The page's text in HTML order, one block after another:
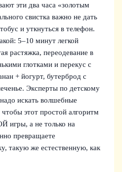
эти два часа «золотым
свистка важно не дать
и уткнуться в телефон.
5–10 минут легкой
растяжка, переодевание в
глотками и перекус с
+ йогурт, бутерброд с
Эксперты по детскому
искать волшебные
чтобы этот простой алгоритм
игры, а не только на
превращаете
такую же естественную, как